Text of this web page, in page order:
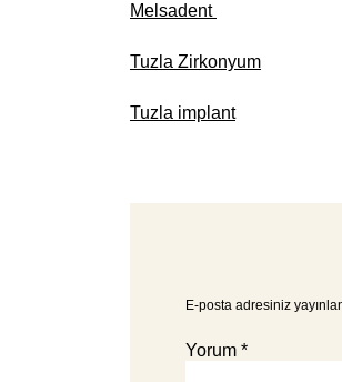
Melsadent
Tuzla Zirkonyum
Tuzla implant
E-posta adresiniz
Yorum *